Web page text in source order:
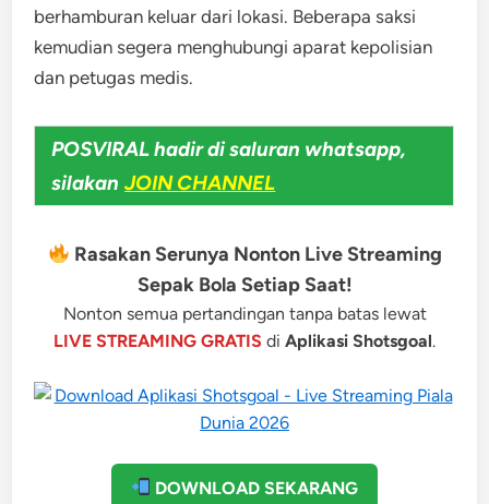
berhamburan keluar dari lokasi. Beberapa saksi
kemudian segera menghubungi aparat kepolisian
dan petugas medis.
POSVIRAL hadir di saluran whatsapp,
silakan JOIN CHANNEL
Rasakan Serunya Nonton Live Streaming
Sepak Bola Setiap Saat!
Nonton semua pertandingan tanpa batas lewat
LIVE STREAMING GRATIS di Aplikasi Shotsgoal.
DOWNLOAD SEKARANG